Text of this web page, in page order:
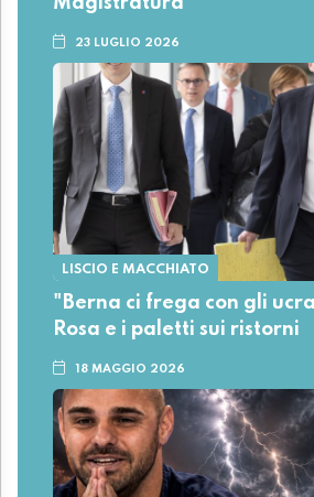
23 LUGLIO 2026
LISCIO E MACCHIATO
"Berna ci frega con gli
Rosa e i paletti sui ristorni
18 MAGGIO 2026